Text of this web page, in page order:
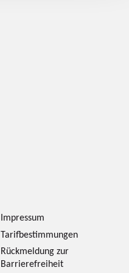
Impressum
Tarifbestimmungen
Rückmeldung zur
Barrierefreiheit